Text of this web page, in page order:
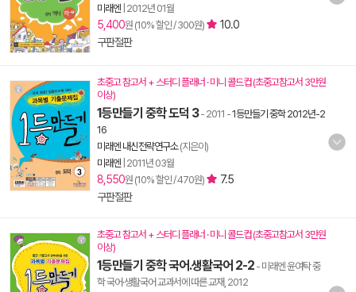
미래엔 2012년 01월
5,400원 (10% 할인 / 300원)
10.0
구판절판
초중고 참고서 + 스터디 플래너 · 미니 콜드컵 (초중고참고서 3만원
이상)
1등만들기 중학 도덕 3- 2011 -1등만들기 중학 2012년-2
16
미래엔 내신전략연구소(지은이)
미래엔 2011년 03월
8,550원 (10% 할인 / 470원)
7.5
구판절판
초중고 참고서 + 스터디 플래너 · 미니 콜드컵 (초중고참고서 3만원
이상)
1등만들기 중학 국어.생활국어 2-2 - 미래엔 윤여탁 중
학 국어·생활국어 교과서에 따른 교재, 2012